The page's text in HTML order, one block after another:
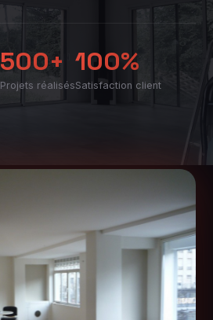
500+
Projets réalisés
100%
Satisfaction client